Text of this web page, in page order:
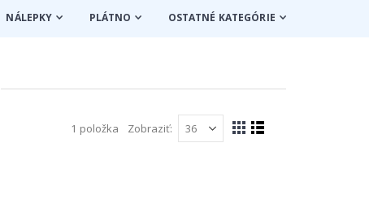
NÁLEPKY PLÁTNO OSTATNÉ KATEGÓRIE
1 položka Zobraziť
Zobraziť
Mriežka
Zoznam